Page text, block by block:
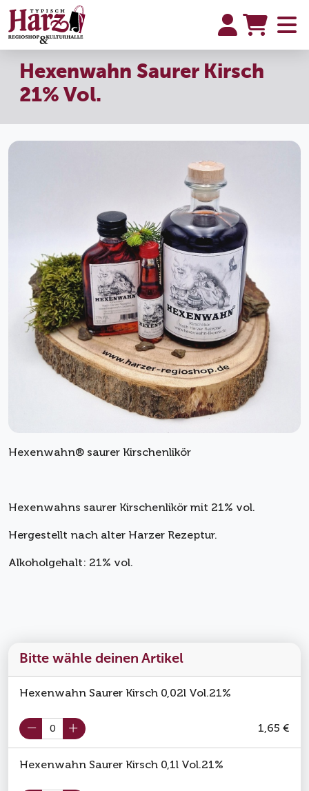
Hexenwahn Saurer Kirsch
21% Vol.
Hexenwahn® saurer Kirschenlikör
Hexenwahns saurer Kirschenlikör mit 21% vol.
Hergestellt nach alter Harzer Rezeptur.
Alkoholgehalt: 21% vol.
Bitte wähle deinen Artikel
Hexenwahn Saurer Kirsch 0,02l Vol.21%
1,65 €
Hexenwahn Saurer Kirsch 0,1l Vol.21%